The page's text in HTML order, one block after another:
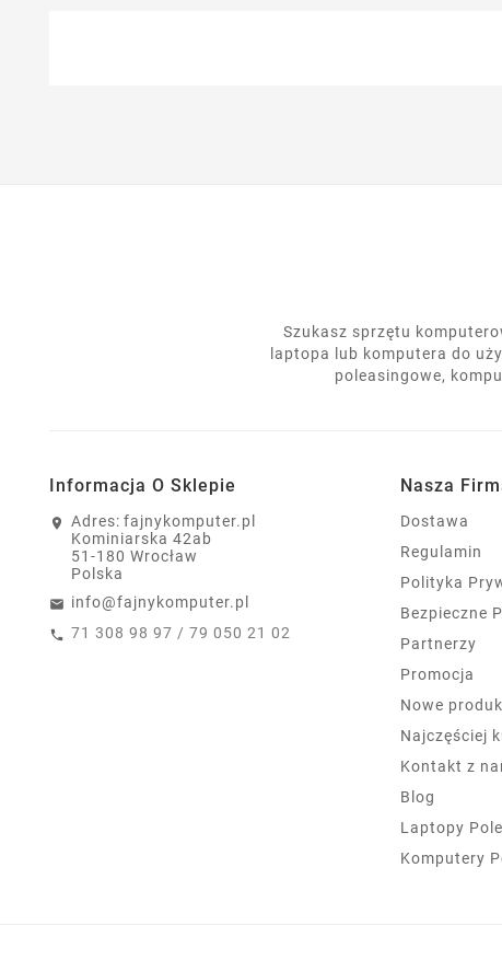
Szukasz sprzętu
laptopa lub komputera do
poleasingowe,
Informacja O Sklepie
Adres: fajnykomputer.pl
Kominiarska 42ab
51-180 Wrocław
Polska
info@fajnykomputer.pl
71 308 98 97 / 79 050 21 02
Nasza
Dostawa
Regulamin
Polityka
Bezpieczne
Partnerzy
Promocja
Nowe
Najczęściej
Kontakt z
Blog
Laptopy
Komputery